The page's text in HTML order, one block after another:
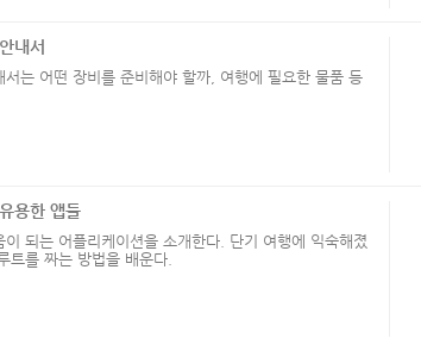
내서
서는 어떤 장비를 준비해야 할까, 여행에 필요한 물품 등
용한 앱들
이 되는 어플리케이션을 소개한다. 단기 여행에 익숙해졌
트를 짜는 방법을 배운다.